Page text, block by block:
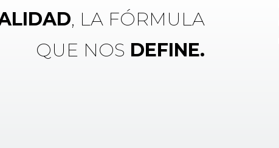
, LA FÓRMULA
QUE NOS DEFINE.